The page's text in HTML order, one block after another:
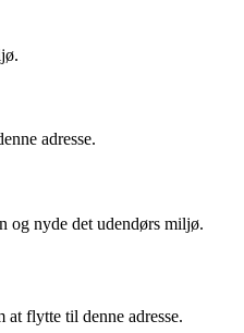
adresse.
og nyde det udendørs miljø.
flytte til denne adresse.